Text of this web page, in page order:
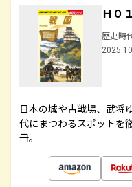
Ｈ０
歴史時
日本の城や古戦場、武将
代にまつわるスポットを
冊。